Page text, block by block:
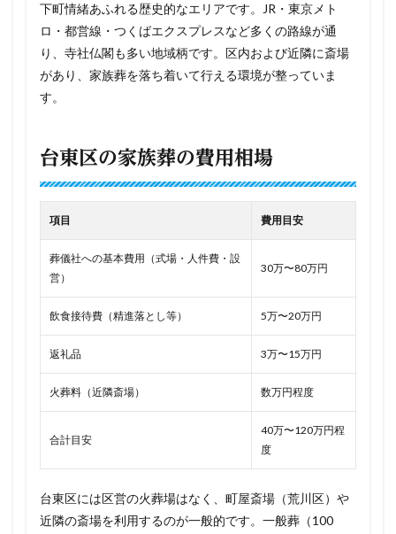
下町情緒あふれる歴史的なエリアです。JR・東京メト
ロ・都営線・つくばエクスプレスなど多くの路線が通
り、寺社仏閣も多い地域柄です。区内および近隣に斎場
があり、家族葬を落ち着いて行える環境が整っていま
す。
台東区の家族葬の費用相場
項目 費用目安
葬儀社への基本費用（式場・人件費・設
営）
30万〜80万円
飲食接待費（精進落とし等） 5万〜20万円
返礼品 3万〜15万円
火葬料（近隣斎場） 数万円程度
合計目安
40万〜120万円程
度
台東区には区営の火葬場はなく、町屋斎場（荒川区）や
近隣の斎場を利用するのが一般的です。一般葬（100